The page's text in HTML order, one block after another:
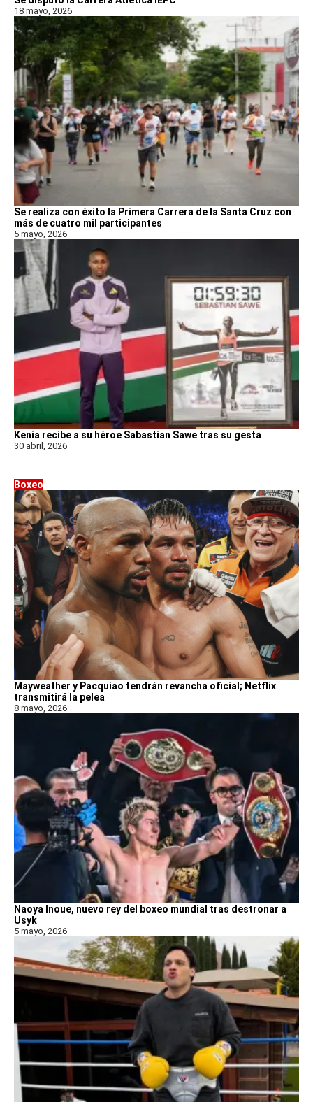
18 mayo, 2026
Se realiza con éxito la Primera Carrera de la Santa Cruz con
más de cuatro mil participantes
5 mayo, 2026
Kenia recibe a su héroe Sabastian Sawe tras su gesta
30 abril, 2026
Boxeo
Mayweather y Pacquiao tendrán revancha oficial; Netflix
transmitirá la pelea
8 mayo, 2026
Naoya Inoue, nuevo rey del boxeo mundial tras destronar a
Usyk
5 mayo, 2026